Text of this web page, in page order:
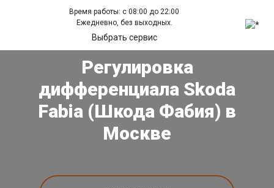
Время работы: с 08:00 до 22:00
Ежедневно, без выходных.
Выбрать сервис
Регулировка
дифференциала Skoda
Fabia (Шкода Фабия) в
Москве